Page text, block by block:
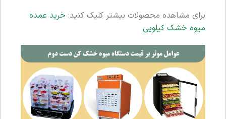
برای مشاهده محصولات بیشتر کلیک کنید: خرید عمده
میوه خشک کیلویی